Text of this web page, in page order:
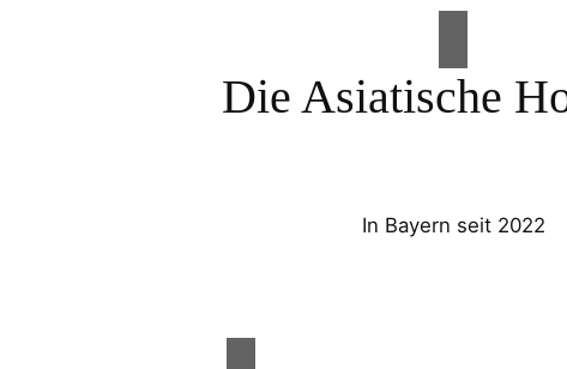
Die Asiatische
In Bayern seit 2022